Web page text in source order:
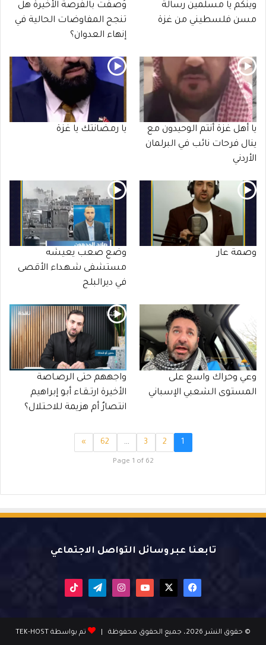
وينكم يا مسلمين رسالة
مسن فلسطيني من غزة
وُصفت بالفرصة الأخيرة هل
تنجح المفاوضات الحالية في
إنهاء العدوان؟
يا أهل غزة أنتم الوحيدون مع
ينال فرحات نائب في البرلمان
الأردني
يا رمضانتك يا غزة
وصمة عار
وضع صعب يعيشه
مستشفى شـهـداء الأقصى
في ديرالبلح
وعي وحراك واسع على
المستوى الشعبي الإسباني
واجههم حتى الرصـاصة
الأخيرة ارتـقـاء أبو إبراهيم
انتصارٌ أم هزيمة للاحـتلال؟
1
2
3
…
62
»
Page 1 of 62
تابعنا عبر وسائل التواصل الاجتماعي
فيسبوك يوتيوب انستقرام تيلقرام
© حقوق النشر 2026، جميع الحقوق محفوظة | تم بواسطة TEK-HOST